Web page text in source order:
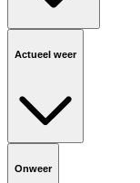
Actueel weer
Onweer